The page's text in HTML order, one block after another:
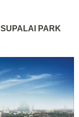
SUPALAI PARK